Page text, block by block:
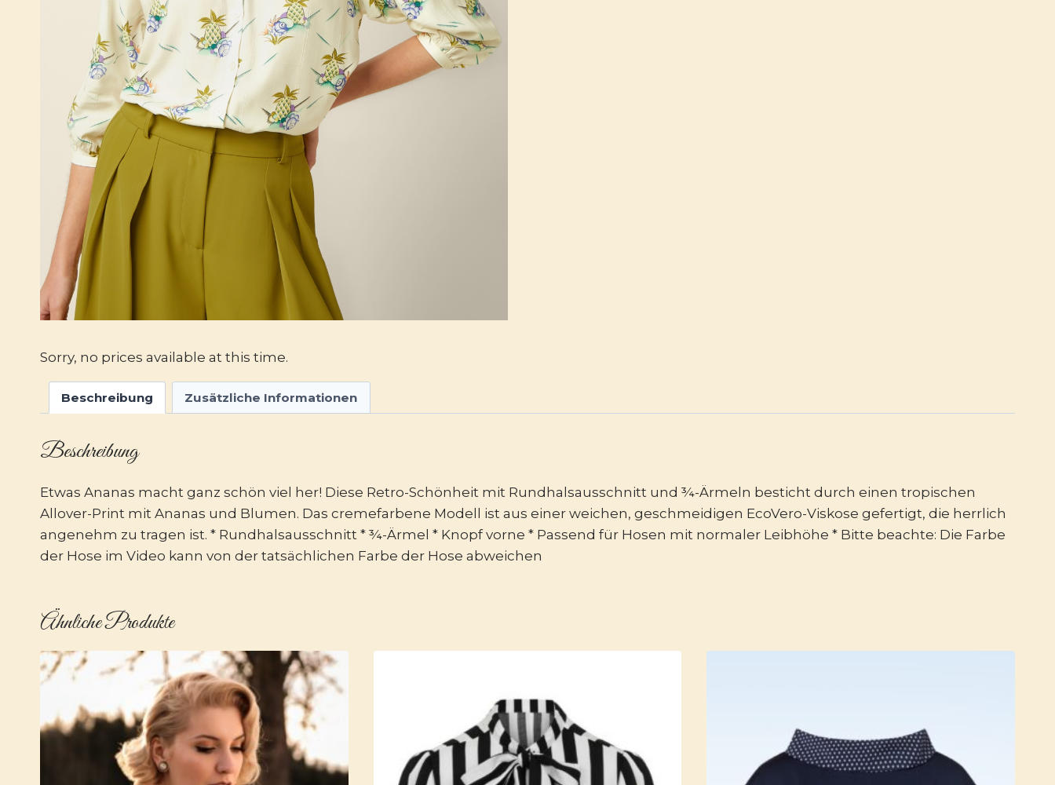
Sorry, no prices available at this time.
Beschreibung Zusätzliche Informationen
Beschreibung
Etwas Ananas macht ganz schön viel her! Diese Retro-Schönheit mit Rundhalsausschnitt und ¾-Ärmeln besticht durch einen tropischen
Allover-Print mit Ananas und Blumen. Das cremefarbene Modell ist aus einer weichen, geschmeidigen EcoVero-Viskose gefertigt, die herrlich
angenehm zu tragen ist. * Rundhalsausschnitt * ¾-Ärmel * Knopf vorne * Passend für Hosen mit normaler Leibhöhe * Bitte beachte: Die Farbe
der Hose im Video kann von der tatsächlichen Farbe der Hose abweichen
Ähnliche Produkte